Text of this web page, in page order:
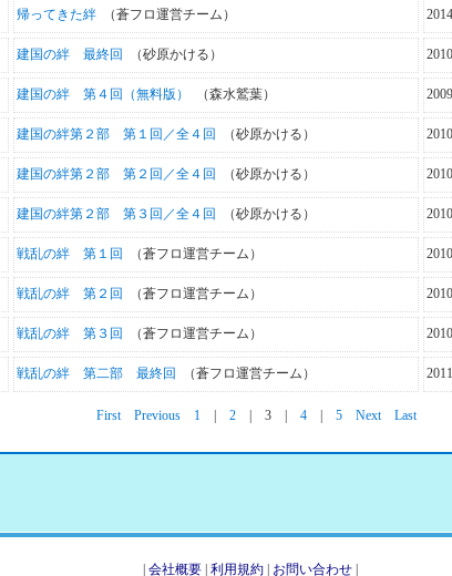
帰ってきた絆 （蒼フロ運営チーム）
建国の絆 最終回 （砂原かける）
建国の絆 第４回（無料版） （森水鷲葉）
建国の絆第２部 第１回／全４回 （砂原かける）
建国の絆第２部 第２回／全４回 （砂原かける）
建国の絆第２部 第３回／全４回 （砂原かける）
戦乱の絆 第１回 （蒼フロ運営チーム）
戦乱の絆 第２回 （蒼フロ運営チーム）
戦乱の絆 第３回 （蒼フロ運営チーム）
戦乱の絆 第二部 最終回 （蒼フロ運営チーム）
First Previous 1| 2| 3| 4| 5 Next Last
会社概要 利用規約 お問い合わせ